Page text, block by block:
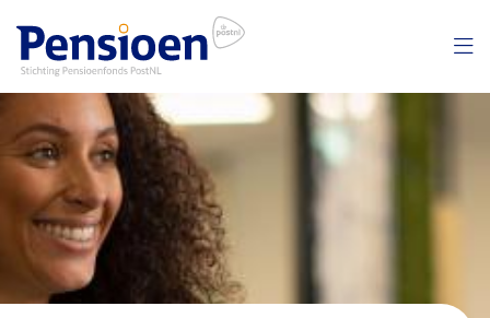
en
naar
inhoud
gaan